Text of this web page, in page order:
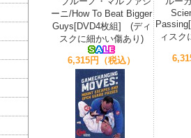
ーニ/How To Beat Bigger
Guys[DVD4枚組] (ディ
スクに細かい傷あり)
6,315円（税込）
ィスク